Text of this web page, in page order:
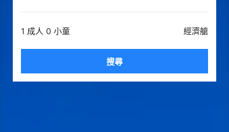
1 成人 0 小童 經濟艙
搜尋